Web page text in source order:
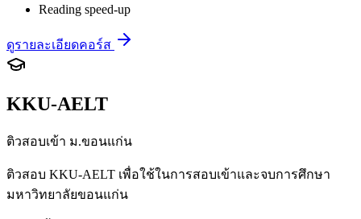
Reading speed-up
ดูรายละเอียดคอร์ส
KKU-AELT
ติวสอบเข้า ม.ขอนแก่น
ติวสอบ KKU-AELT เพื่อใช้ในการสอบเข้าและจบการศึกษา
มหาวิทยาลัยขอนแก่น